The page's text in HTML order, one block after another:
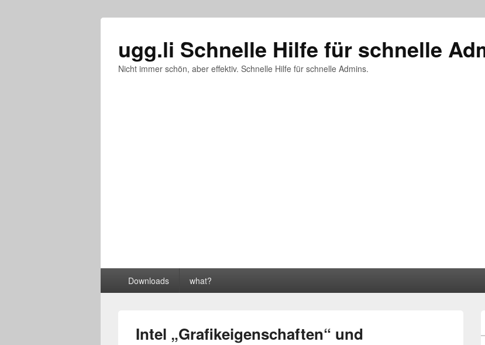
ugg.li Schnelle Hilfe für schnelle
Nicht immer schön, aber effektiv. Schnelle Hilfe für schnelle Admins.
Downloads what?
Intel „Grafikeigenschaften“ und